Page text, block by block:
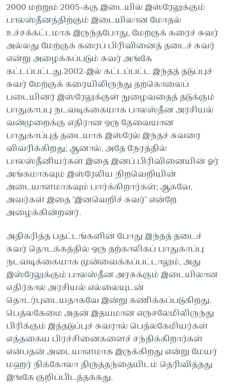
2000 மற்றும் 2005-க்கு இடையில் இஸ்ரேலுக்கும்
பாலஸ்தீனத்திற்கும் இடையிலான மோதல்
உச்சக்கட்டமாக இருந்தபோது, மேற்குக் கரைச் சுவர்
அல்லது மேற்குக் கரைப் பிரிவினைத் தடைச் சுவர்
என்று அழைக்கப்படும் சுவர் அங்கே
கட்டப்பட்டது.2002-இல் கட்டப்பட்ட இந்தத் தடுப்புச்
சுவர் மேற்குக் கரையிலிருந்து தற்கொலைப்
படையினர் இஸ்ரேலுக்குள் நுழைவதைத் தடுக்கும்
பாதுகாப்பு நடவடிக்கையாக பாலஸ்தீன அரசியல்
வன்முறைக்கு எதிரான ஒரு தேவையான
பாதுகாப்புத் தடையாக இஸ்ரேல் இந்தச் சுவரை
விவரிக்கிறது; ஆனால், அதே நேரத்தில்
பாலஸ்தீனியர்கள் இதை இனப் பிரிவினையின் ஓர்
அங்கமாகவும் இஸ்ரேலிய நிறவெறியின்
அடையாளமாகவும் பார்க்கிறார்கள்; ஆகவே,
அவர்கள் இதை "இனவெறிச் சுவர்" என்றே
அழைக்கின்றனர்.
அதிகரித்த பதட்டங்களின் போது இந்தத் தடைச்
சுவர் தொடக்கத்தில் ஒரு தற்காலிகப் பாதுகாப்பு
நடவடிக்கையாக முன்வைக்கப்பட்டாலும், அது
இஸ்ரேலுக்கும் பாலஸ்தீன அரசுக்கும் இடையிலான
எதிர்கால அரசியல் எல்லையுடன்
தொடர்புடையதாகவே இன்று கணிக்கப்படுகிறது.
பெத்லகேமை அதன் இதயமான எருசலேமிலிருந்து
பிரிக்கும் இத்தடுப்புச் சுவரால் பெத்லகேமியர்கள்
எத்தகைய பிரச்சினைகளைச் சந்திக்கிறார்கள்
என்பதன் அடையாளமாக இருக்கிறது என்று மேயர்
மஹர் நிக்கோலா திருத்தந்தையிடம் தெரிவித்தது
இங்கே குறிப்பிடத்தக்கது.